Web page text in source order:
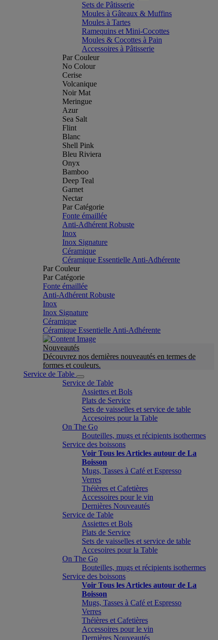
Sets de Pâtisserie
Moules à Gâteaux & Muffins
Moules à Tartes
Ramequins et Mini-Cocottes
Moules & Cocottes à Pain
Accessoires à Pâtisserie
Par Couleur
No Colour
Cerise
Volcanique
Noir Mat
Meringue
Azur
Sea Salt
Flint
Blanc
Shell Pink
Bleu Riviera
Onyx
Bamboo
Deep Teal
Garnet
Nectar
Par Catégorie
Fonte émaillée
Anti-Adhérent Robuste
Inox
Inox Signature
Céramique
Céramique Essentielle Anti-Adhérente
Par Couleur
Par Catégorie
Fonte émaillée
Anti-Adhérent Robuste
Inox
Inox Signature
Céramique
Céramique Essentielle Anti-Adhérente
Nouveautés
Découvrez nos dernières nouveautés en termes de
formes et couleurs.
Service de Table
Service de Table
Assiettes et Bols
Plats de Service
Sets de vaisselles et service de table
Accesoires pour la Table
On The Go
Bouteilles, mugs et récipients isothermes
Service des boissons
Voir Tous les Articles autour de La
Boisson
Mugs, Tasses à Café et Espresso
Verres
Théières et Cafetières
Accessoires pour le vin
Dernières Nouveautés
Service de Table
Assiettes et Bols
Plats de Service
Sets de vaisselles et service de table
Accesoires pour la Table
On The Go
Bouteilles, mugs et récipients isothermes
Service des boissons
Voir Tous les Articles autour de La
Boisson
Mugs, Tasses à Café et Espresso
Verres
Théières et Cafetières
Accessoires pour le vin
Dernières Nouveautés